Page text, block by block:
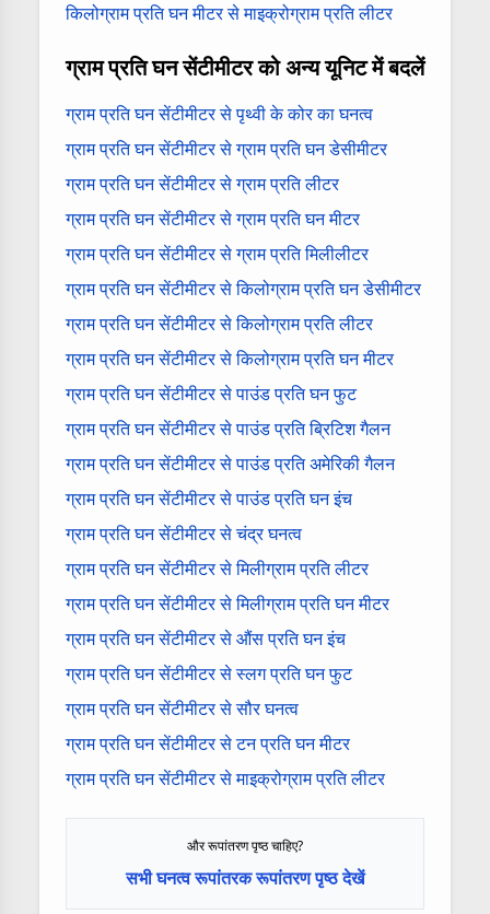
किलोग्राम प्रति घन मीटर से माइक्रोग्राम प्रति लीटर
ग्राम प्रति घन सेंटीमीटर को अन्य यूनिट में बदलें
ग्राम प्रति घन सेंटीमीटर से पृथ्वी के कोर का घनत्व
ग्राम प्रति घन सेंटीमीटर से ग्राम प्रति घन डेसीमीटर
ग्राम प्रति घन सेंटीमीटर से ग्राम प्रति लीटर
ग्राम प्रति घन सेंटीमीटर से ग्राम प्रति घन मीटर
ग्राम प्रति घन सेंटीमीटर से ग्राम प्रति मिलीलीटर
ग्राम प्रति घन सेंटीमीटर से किलोग्राम प्रति घन डेसीमीटर
ग्राम प्रति घन सेंटीमीटर से किलोग्राम प्रति लीटर
ग्राम प्रति घन सेंटीमीटर से किलोग्राम प्रति घन मीटर
ग्राम प्रति घन सेंटीमीटर से पाउंड प्रति घन फुट
ग्राम प्रति घन सेंटीमीटर से पाउंड प्रति ब्रिटिश गैलन
ग्राम प्रति घन सेंटीमीटर से पाउंड प्रति अमेरिकी गैलन
ग्राम प्रति घन सेंटीमीटर से पाउंड प्रति घन इंच
ग्राम प्रति घन सेंटीमीटर से चंद्र घनत्व
ग्राम प्रति घन सेंटीमीटर से मिलीग्राम प्रति लीटर
ग्राम प्रति घन सेंटीमीटर से मिलीग्राम प्रति घन मीटर
ग्राम प्रति घन सेंटीमीटर से औंस प्रति घन इंच
ग्राम प्रति घन सेंटीमीटर से स्लग प्रति घन फुट
ग्राम प्रति घन सेंटीमीटर से सौर घनत्व
ग्राम प्रति घन सेंटीमीटर से टन प्रति घन मीटर
ग्राम प्रति घन सेंटीमीटर से माइक्रोग्राम प्रति लीटर
और रूपांतरण पृष्ठ चाहिए?
सभी घनत्व रूपांतरक रूपांतरण पृष्ठ देखें